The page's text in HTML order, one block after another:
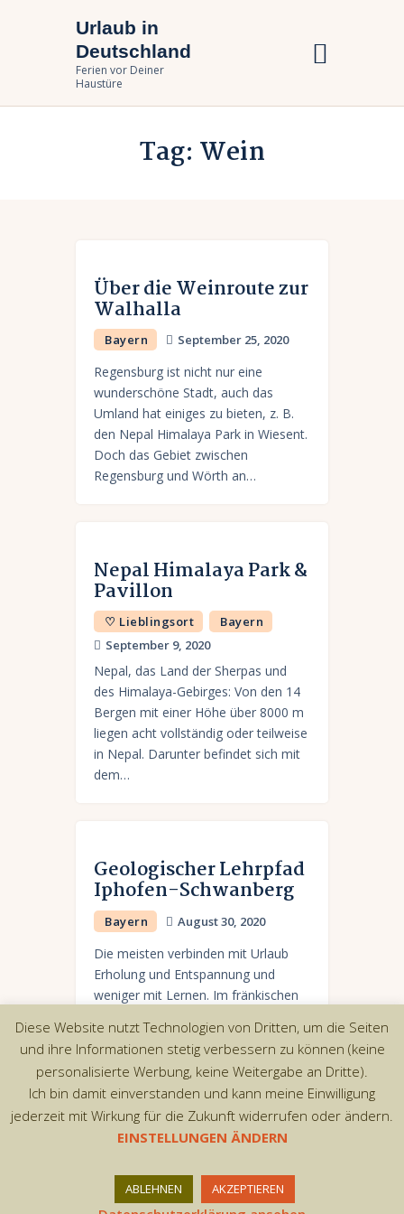
Urlaub in
Deutschland
Ferien vor Deiner
Haustüre
Tag: Wein
Urlaub in Deutschland
Ferien vor Deiner Haustüre
Bundesländer
Über die Weinroute zur
Walhalla
Bayern September 25, 2020
Regensburg ist nicht nur eine
wunderschöne Stadt, auch das
Umland hat einiges zu bieten, z. B.
den Nepal Himalaya Park in Wiesent.
Doch das Gebiet zwischen
Regensburg und Wörth an…
Nepal Himalaya Park &
Pavillon
♡ Lieblingsort
Bayern
September 9, 2020
Nepal, das Land der Sherpas und
des Himalaya-Gebirges: Von den 14
Bergen mit einer Höhe über 8000 m
liegen acht vollständig oder teilweise
in Nepal. Darunter befindet sich mit
dem…
Geologischer Lehrpfad
Iphofen-Schwanberg
Bayern August 30, 2020
Die meisten verbinden mit Urlaub
Erholung und Entspannung und
weniger mit Lernen. Im fränkischen
Der geo-ökologische Lehrpfad am
Schwanberg lädt nicht nur zu einer
herrlichen…
Copyright © 2026 by AxiomThemes. All rights
reserved.
Diese Website nutzt Technologien von Dritten, um die Seiten
und ihre Informationen stetig verbessern zu können (keine
personalisierte Werbung, keine Weitergabe an Dritte).
Ich bin damit einverstanden und kann meine Einwilligung
jederzeit mit Wirkung für die Zukunft widerrufen oder ändern.
EINSTELLUNGEN ÄNDERN
ABLEHNEN AKZEPTIEREN